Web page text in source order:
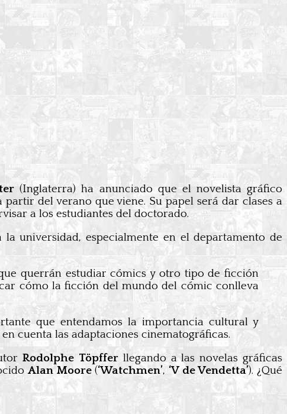
(Inglaterra) ha anunciado que el novelista gráfico
del verano que viene. Su papel será dar clases a
a los estudiantes del doctorado.
universidad, especialmente en el departamento de
querrán estudiar cómics y otro tipo de ficción
cómo la ficción del mundo del cómic conlleva
que entendamos la importancia cultural y
cuenta las adaptaciones cinematográficas.
Rodolphe Töpfferllegando a las novelas gráficas
Alan Moore(‘Watchmen’, ‘V de Vendetta’). ¿Qué